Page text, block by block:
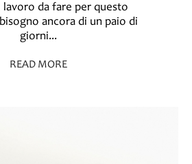
da fare per questo
ancora di un paio di
giorni...
READ MORE